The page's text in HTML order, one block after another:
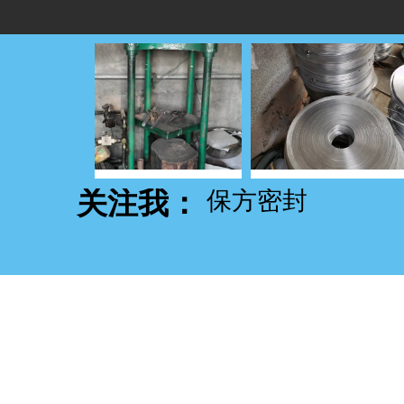
关注我： 保方密封